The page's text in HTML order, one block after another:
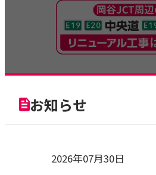
お知らせ
2026年07月30日